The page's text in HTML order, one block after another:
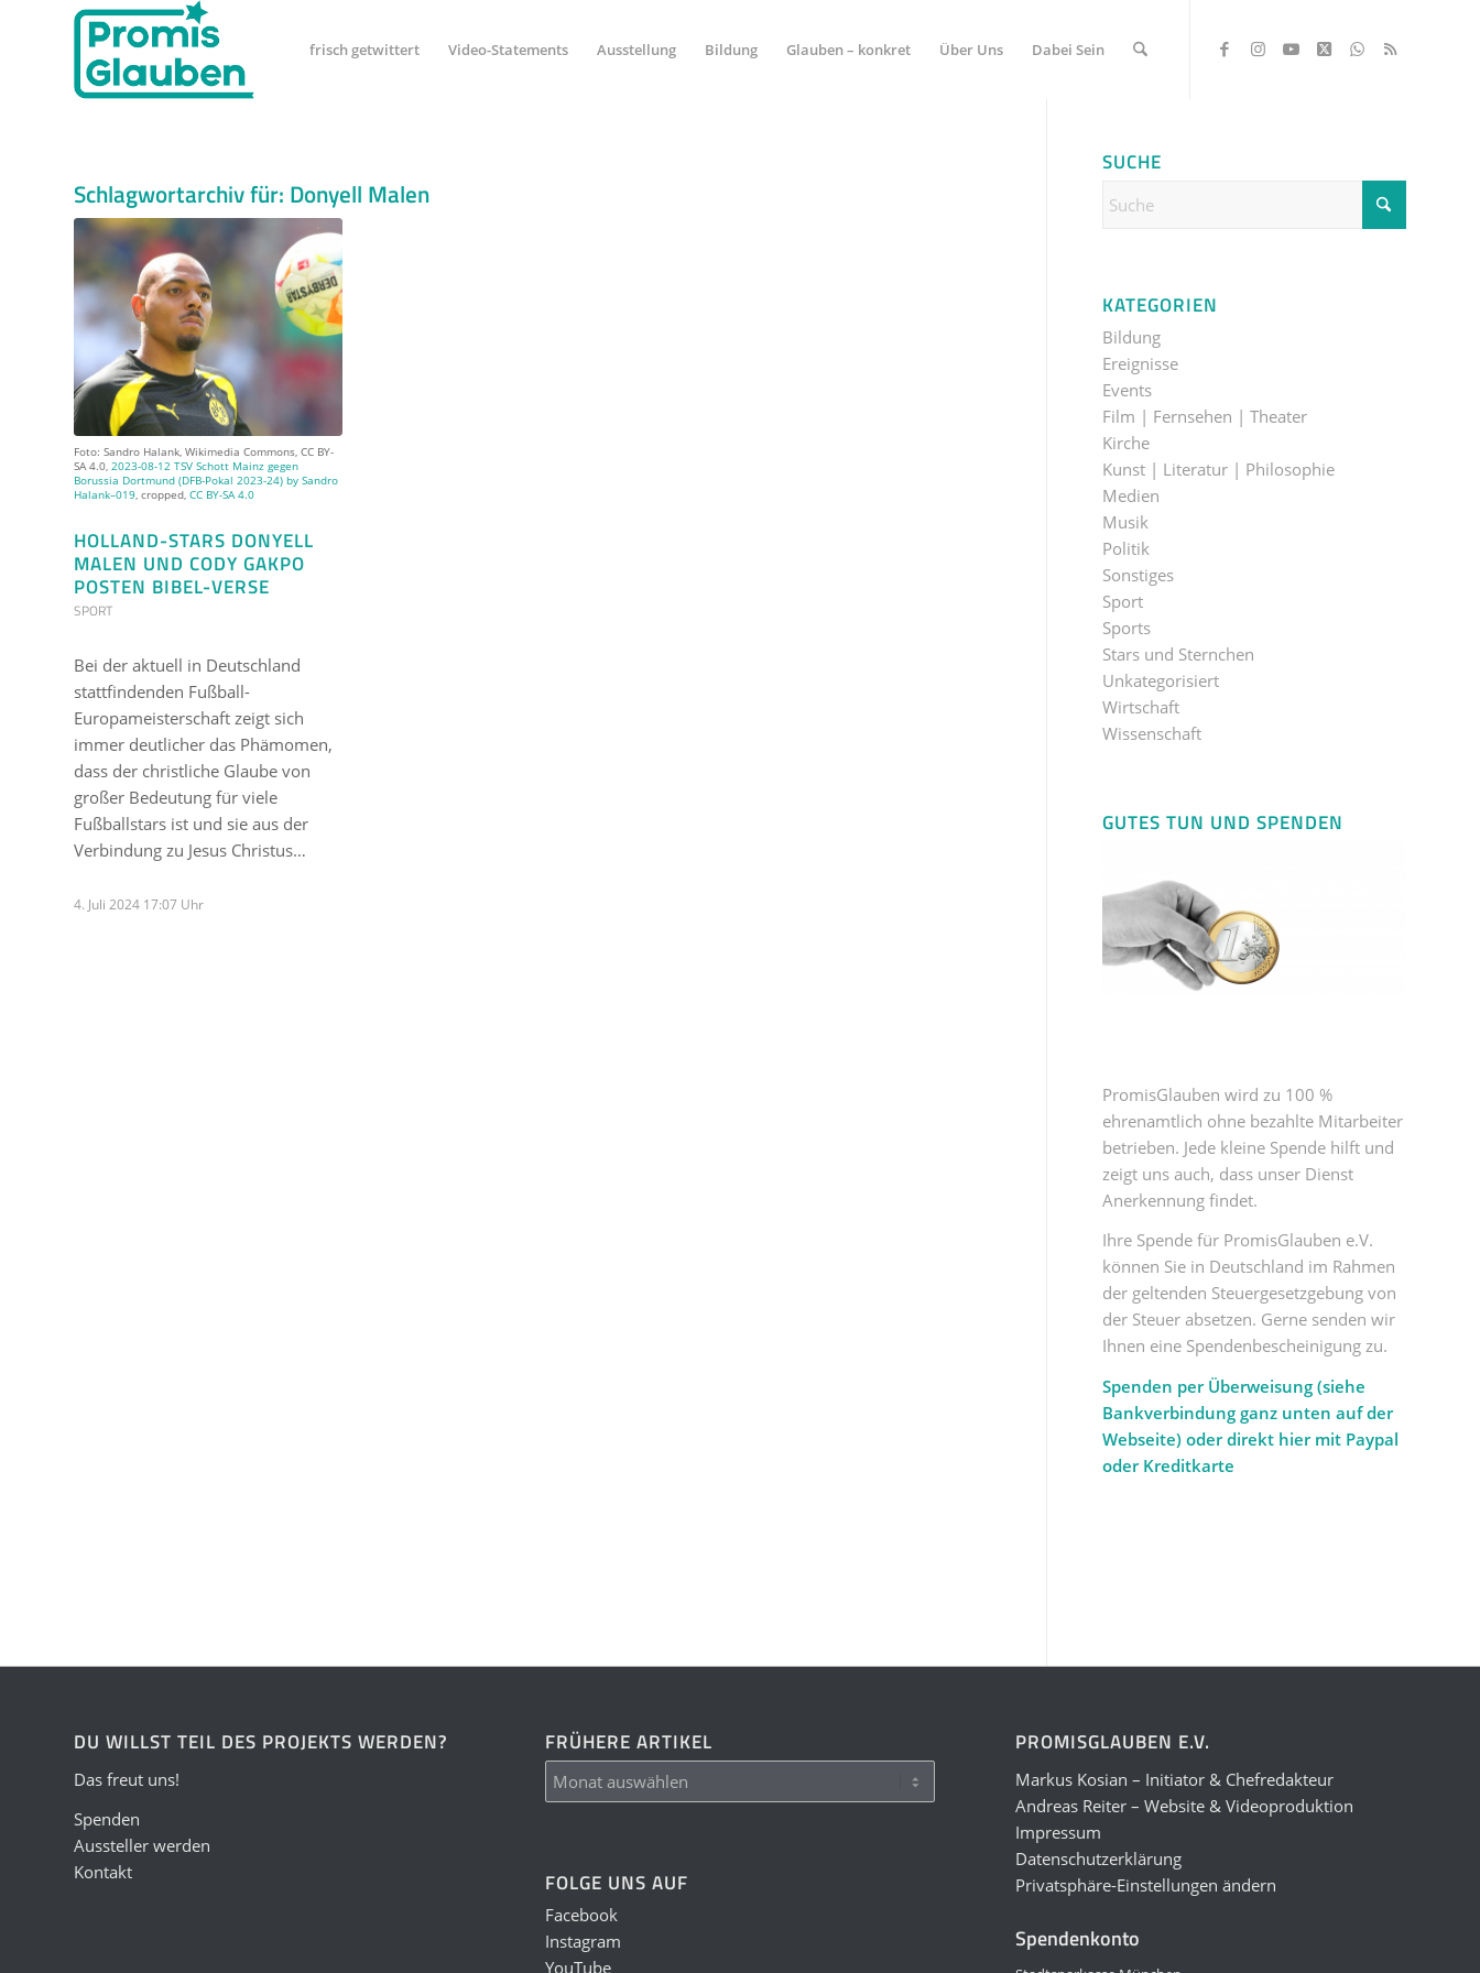
frisch getwittert Video-Statements Ausstellung Bildung Glauben – konkret Über Uns Dabei Sein
Schlagwortarchiv für: Donyell Malen
Foto: Sandro Halank, Wikimedia Commons, CC BY-
SA 4.0, 2023-08-12 TSV Schott Mainz gegen
Borussia Dortmund (DFB-Pokal 2023-24) by Sandro
Halank–019, cropped, CC BY-SA 4.0
HOLLAND-STARS DONYELL
MALEN UND CODY GAKPO
POSTEN BIBEL-VERSE
SPORT
Bei der aktuell in Deutschland
stattfindenden Fußball-
Europameisterschaft zeigt sich
immer deutlicher das Phämomen,
dass der christliche Glaube von
großer Bedeutung für viele
Fußballstars ist und sie aus der
Verbindung zu Jesus Christus…
4. Juli 2024 17:07 Uhr
SUCHE
KATEGORIEN
Bildung
Ereignisse
Events
Film | Fernsehen | Theater
Kirche
Kunst | Literatur | Philosophie
Medien
Musik
Politik
Sonstiges
Sport
Sports
Stars und Sternchen
Unkategorisiert
Wirtschaft
Wissenschaft
GUTES TUN UND SPENDEN
PromisGlauben wird zu 100 %
ehrenamtlich ohne bezahlte Mitarbeiter
betrieben. Jede kleine Spende hilft und
zeigt uns auch, dass unser Dienst
Anerkennung findet.
Ihre Spende für PromisGlauben e.V.
können Sie in Deutschland im Rahmen
der geltenden Steuergesetzgebung von
der Steuer absetzen. Gerne senden wir
Ihnen eine Spendenbescheinigung zu.
Spenden per Überweisung (siehe
Bankverbindung ganz unten auf der
Webseite) oder direkt hier mit Paypal
oder Kreditkarte
DU WILLST TEIL DES PROJEKTS WERDEN?
Das freut uns!
Spenden
Aussteller werden
Kontakt
FRÜHERE ARTIKEL
FOLGE UNS AUF
Facebook
Instagram
YouTube
PROMISGLAUBEN E.V.
Markus Kosian – Initiator & Chefredakteur
Andreas Reiter – Website & Videoproduktion
Impressum
Datenschutzerklärung
Privatsphäre-Einstellungen ändern
Spendenkonto